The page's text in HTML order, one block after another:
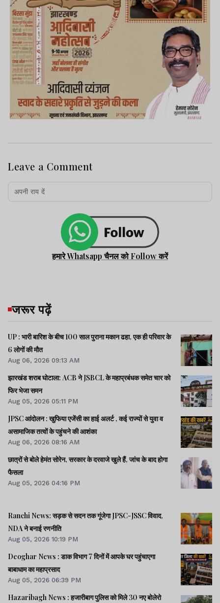
Leave a Comment
हमारे Whatsapp चैनल को Follow करें
जरूर पढ़ें
UP : भारी बारिश के बीच 100 साल पुराना मकान ढहा, एक ही परिवार के
6 लोगों की मौत
Aug 06, 2026 09:13 AM
झारखंड शराब घोटाला: ACB ने JSBCL के महाप्रबंधक समेत चार को
फिर भेजा समन
Aug 05, 2026 05:11 PM
JPSC आंदोलन : खुफिया एजेंसी का हाई अलर्ट , कई राज्यों से युवा व
असामाजिक तत्वों के पहुंचने की आशंका
Aug 06, 2026 08:16 AM
छात्रों से बोले हेमंत सोरेन, सरकार के दरवाजे खुले हैं, जांच के बाद होगा
फैसला
Aug 05, 2026 04:16 PM
Ranchi News: सड़क से सदन तक गूंजेगा JPSC-JSSC विवाद,
NDA ने बनाई रणनीति
Aug 05, 2026 10:19 PM
Deoghar News : डाक विभाग 7 दिनों में आपके घर पहुंचाएगा
बाबाधाम का महाप्रसाद
Aug 05, 2026 06:39 PM
Hazaribagh News : हजारीबाग पुलिस को मिले 30 नए बोलेरो